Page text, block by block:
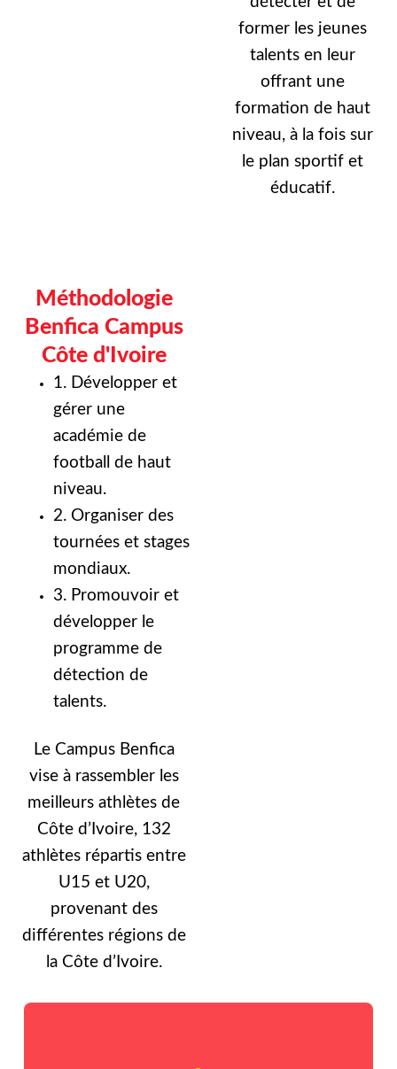
former les jeunes
talents en leur
offrant une
formation de haut
niveau, à la fois sur
le plan sportif et
éducatif.
Méthodologie
Benfica Campus
Côte d'Ivoire
1. Développer et
gérer une
académie de
football de haut
niveau.
2. Organiser des
tournées et stages
mondiaux.
3. Promouvoir et
développer le
programme de
détection de
talents.
Le Campus Benfica
vise à rassembler les
meilleurs athlètes de
Côte d’Ivoire, 132
athlètes répartis entre
U15 et U20,
provenant des
différentes régions de
la Côte d’Ivoire.